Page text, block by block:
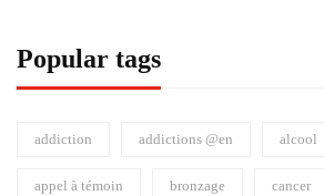
Popular tags
addiction addictions @en alcool
appel à témoin bronzage cancer